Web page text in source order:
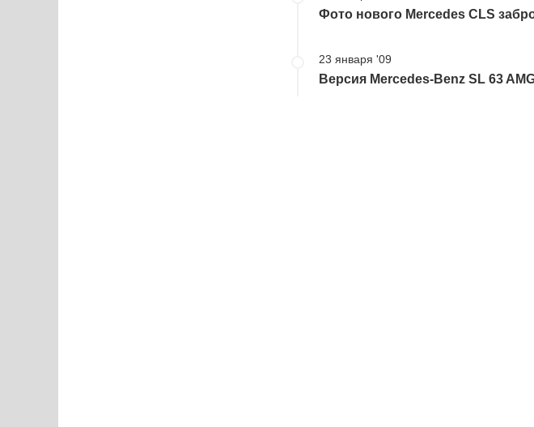
Фото нового Mercedes CLS
23 января '09
Версия Mercedes-Benz SL 63